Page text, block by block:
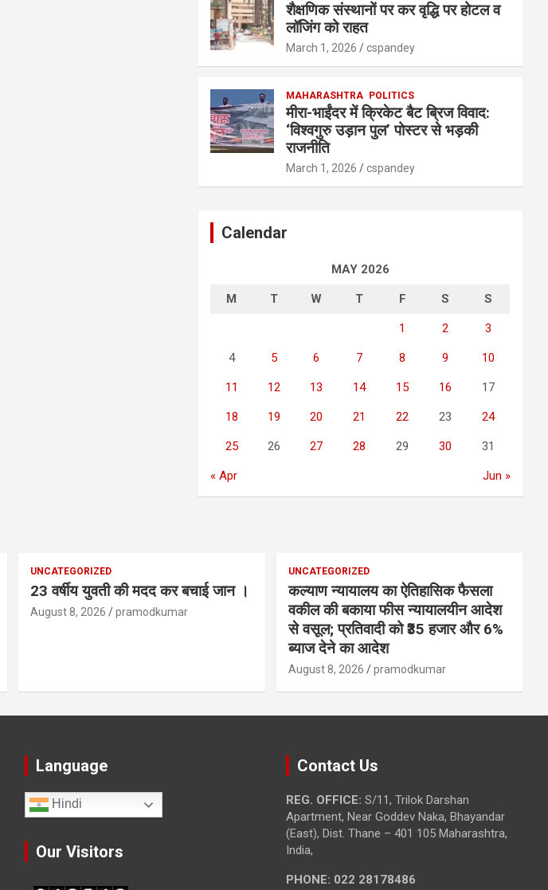
शैक्षणिक संस्थानों पर कर वृद्धि पर होटल व
लॉजिंग को राहत
March 1, 2026 cspandey
MAHARASHTRA POLITICS
मीरा-भाईंदर में क्रिकेट बैट ब्रिज विवाद:
‘विश्वगुरु उड़ान पुल’ पोस्टर से भड़की
राजनीति
March 1, 2026 cspandey
Calendar
MAY 2026
M T W T F S S
1 2 3
4 5 6 7 8 9 10
11 12 13 14 15 16 17
18 19 20 21 22 23 24
25 26 27 28 29 30 31
« Apr Jun »
UNCATEGORIZED
23 वर्षीय युवती की मदद कर बचाई जान ।
August 8, 2026 pramodkumar
UNCATEGORIZED
कल्याण न्यायालय का ऐतिहासिक फैसला
वकील की बकाया फीस न्यायालयीन आदेश
से वसूल; प्रतिवादी को ₹35 हजार और 6%
ब्याज देने का आदेश
August 8, 2026 pramodkumar
Language
Hindi
Our Visitors
Contact Us
REG. OFFICE: S/11, Trilok Darshan
Apartment, Near Goddev Naka, Bhayandar
(East), Dist. Thane – 401 105 Maharashtra,
India,
PHONE: 022 28178486